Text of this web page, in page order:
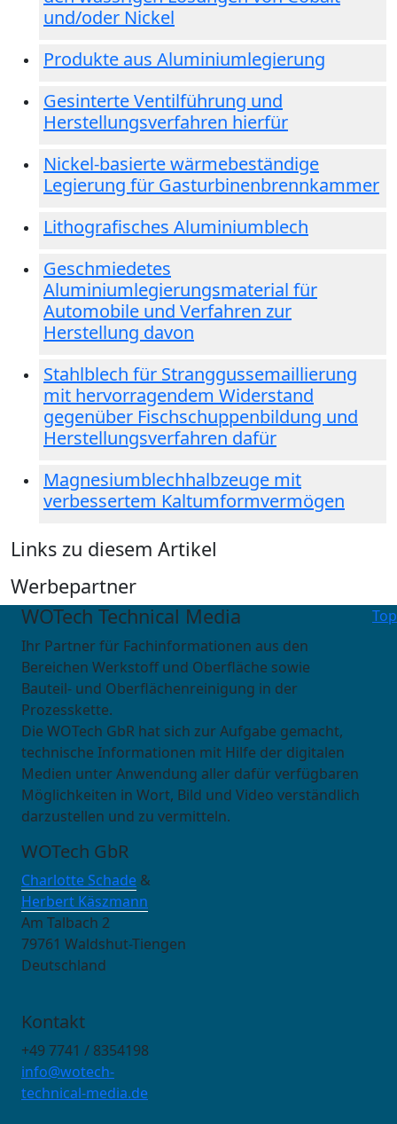
und/oder Nickel
Produkte aus Aluminiumlegierung
Gesinterte Ventilführung und
Herstellungsverfahren hierfür
Nickel-basierte wärmebeständige
Legierung für Gasturbinenbrennkammer
Lithografisches Aluminiumblech
Geschmiedetes
Aluminiumlegierungsmaterial für
Automobile und Verfahren zur
Herstellung davon
Stahlblech für Stranggussemaillierung
mit hervorragendem Widerstand
gegenüber Fischschuppenbildung und
Herstellungsverfahren dafür
Magnesiumblechhalbzeuge mit
verbessertem Kaltumformvermögen
Links zu diesem Artikel
Werbepartner
Top
WOTech Technical Media
Ihr Partner für Fachinformationen aus den
Bereichen Werkstoff und Oberfläche sowie
Bauteil- und Oberflächenreinigung in der
Prozesskette.
Die WOTech GbR hat sich zur Aufgabe gemacht,
technische Informationen mit Hilfe der digitalen
Medien unter Anwendung aller dafür verfügbaren
Möglichkeiten in Wort, Bild und Video verständlich
darzustellen und zu vermitteln.
WOTech GbR
Charlotte Schade &
Herbert Käszmann
Am Talbach 2
79761 Waldshut-Tiengen
Deutschland
Kontakt
+49 7741 / 8354198
info@wotech-
technical-media.de